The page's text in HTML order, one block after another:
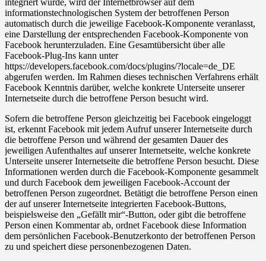
integriert wurde, wird der Internetbrowser auf dem
informationstechnologischen System der betroffenen Person
automatisch durch die jeweilige Facebook-Komponente veranlasst,
eine Darstellung der entsprechenden Facebook-Komponente von
Facebook herunterzuladen. Eine Gesamtübersicht über alle
Facebook-Plug-Ins kann unter
https://developers.facebook.com/docs/plugins/?locale=de_DE
abgerufen werden. Im Rahmen dieses technischen Verfahrens erhält
Facebook Kenntnis darüber, welche konkrete Unterseite unserer
Internetseite durch die betroffene Person besucht wird.
Sofern die betroffene Person gleichzeitig bei Facebook eingeloggt
ist, erkennt Facebook mit jedem Aufruf unserer Internetseite durch
die betroffene Person und während der gesamten Dauer des
jeweiligen Aufenthaltes auf unserer Internetseite, welche konkrete
Unterseite unserer Internetseite die betroffene Person besucht. Diese
Informationen werden durch die Facebook-Komponente gesammelt
und durch Facebook dem jeweiligen Facebook-Account der
betroffenen Person zugeordnet. Betätigt die betroffene Person einen
der auf unserer Internetseite integrierten Facebook-Buttons,
beispielsweise den „Gefällt mir“-Button, oder gibt die betroffene
Person einen Kommentar ab, ordnet Facebook diese Information
dem persönlichen Facebook-Benutzerkonto der betroffenen Person
zu und speichert diese personenbezogenen Daten.